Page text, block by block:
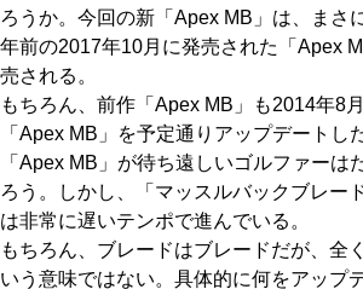
ろうか。今回の新「Apex MB」は、まさ
年前の2017年10月に発売された「Apex
売される。
もちろん、前作「Apex MB」も2014年8
「Apex MB」を予定通りアップデートし
「Apex MB」が待ち遠しいゴルファーは
ろう。しかし、「マッスルバックブレー
は非常に遅いテンポで進んでいる。
もちろん、ブレードはブレードだが、全
いう意味ではない。具体的に何をアップ
Golf News ゴルフニュース
REVIEWS
DRIVERS ドライバー
FAIRWAY WOODS フェアウェイウッド
HYBRIDS ハイブリッド
IRONS アイアン